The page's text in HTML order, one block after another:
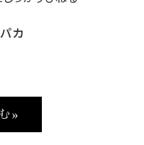
カ
»